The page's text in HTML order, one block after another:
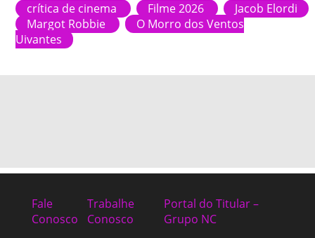
crítica de cinema Filme 2026
Jacob Elordi
Margot Robbie
O Morro dos Ventos
Uivantes
Fale
Conosco
Trabalhe
Conosco
Portal do Titular –
Grupo NC